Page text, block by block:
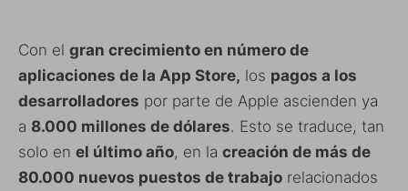
Con el gran crecimiento en número de
aplicaciones de la App Store, los pagos a los
desarrolladores por parte de Apple ascienden ya
a 8.000 millones de dólares. Esto se traduce, tan
solo en el último año, en la creación de más de
80.000 nuevos puestos de trabajo relacionados